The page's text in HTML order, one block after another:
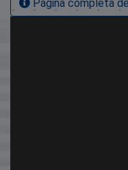
Página completa